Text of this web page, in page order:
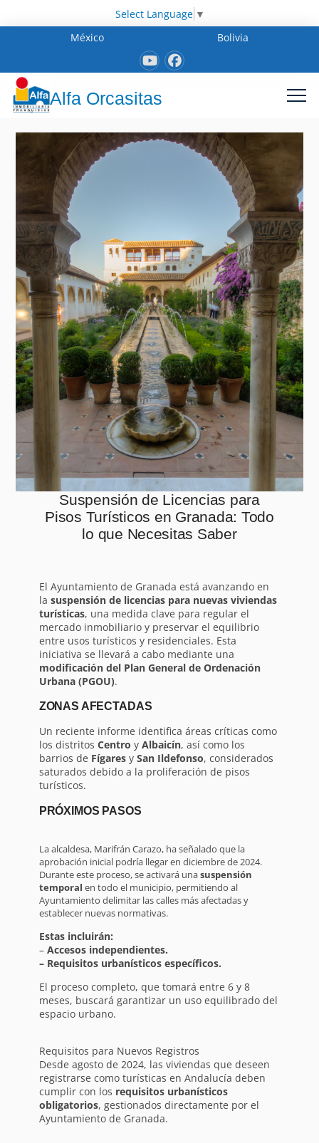
Select Language ▼
México
Bolivia
Alfa Orcasitas
Suspensión de Licencias para
Pisos Turísticos en Granada: Todo
lo que Necesitas Saber
El Ayuntamiento de Granada está avanzando en
la suspensión de licencias para nuevas viviendas
turísticas, una medida clave para regular el
mercado inmobiliario y preservar el equilibrio
entre usos turísticos y residenciales. Esta
iniciativa se llevará a cabo mediante una
modificación del Plan General de Ordenación
Urbana (PGOU).
ZONAS AFECTADAS
Un reciente informe identifica áreas críticas como
los distritos Centro y Albaicín, así como los
barrios de Fígaresy San Ildefonso, considerados
saturados debido a la proliferación de pisos
turísticos.
PRÓXIMOS PASOS
La alcaldesa, Marifrán Carazo, ha señalado que la
aprobación inicial podría llegar en diciembre de 2024.
Durante este proceso, se activará unasuspensión
temporal en todo el municipio, permitiendo al
Ayuntamiento delimitar las calles más afectadas y
establecer nuevas normativas.
Estas incluirán:
– Accesos independientes.
– Requisitos urbanísticos específicos.
El proceso completo, que tomará entre 6 y 8
meses, buscará garantizar un uso equilibrado del
espacio urbano.
Requisitos para Nuevos Registros
Desde agosto de 2024, las viviendas que deseen
registrarse como turísticas en Andalucía deben
cumplir con los requisitos urbanísticos
obligatorios, gestionados directamente por el
Ayuntamiento de Granada.